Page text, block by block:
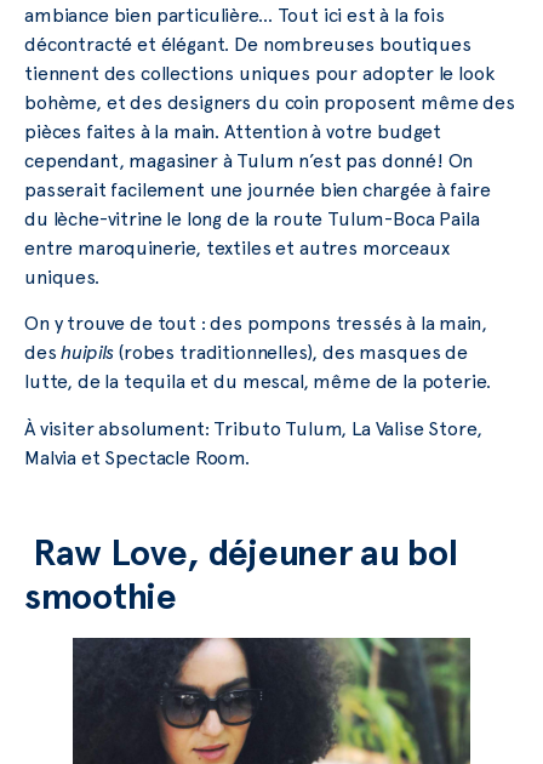
ambiance bien particulière… Tout ici est à la fois
décontracté et élégant. De nombreuses boutiques
tiennent des collections uniques pour adopter le look
bohème, et des designers du coin proposent même des
pièces faites à la main. Attention à votre budget
cependant, magasiner à Tulum n’est pas donné! On
passerait facilement une journée bien chargée à faire
du lèche-vitrine le long de la route Tulum-Boca Paila
entre maroquinerie, textiles et autres morceaux
uniques.
On y trouve de tout : des pompons tressés à la main,
deshuipils(robes traditionnelles), des masques de
lutte, de la tequila et du mescal, même de la poterie.
À visiter absolument: Tributo Tulum, La Valise Store,
Malvia et Spectacle Room.
Raw Love, déjeuner au bol
smoothie